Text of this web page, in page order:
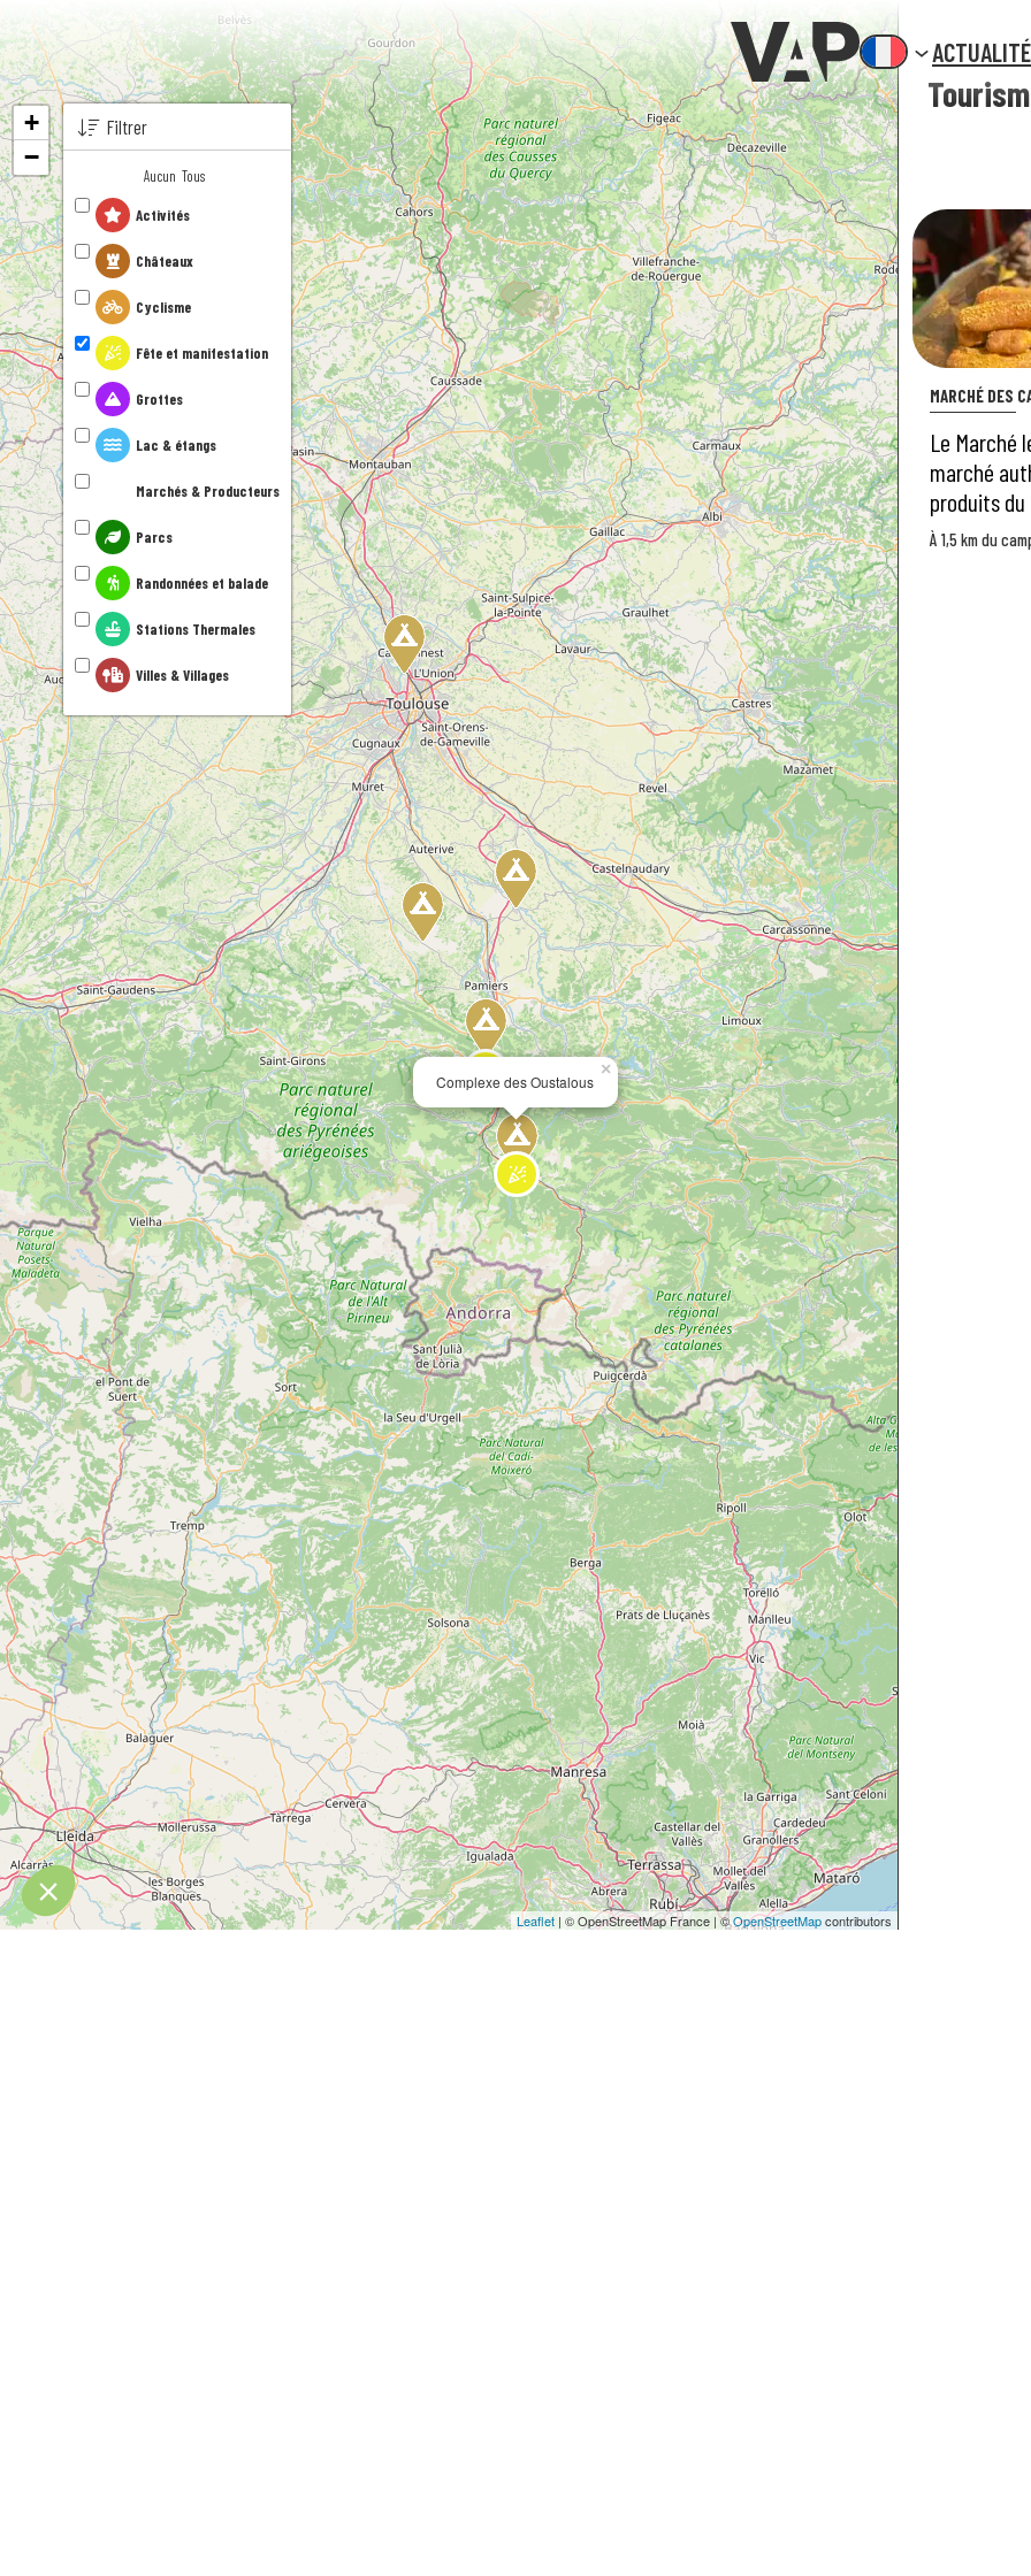
Aller
au
contenu
Complexe des Oustalous
×
+
−
Leaflet| © OpenStreetMap France | ©OpenStreetMapcontributors
Filtrer
Aucun Tous
Activités
Châteaux
Cyclisme
Fête et manifestation
Grottes
Lac & étangs
Marchés & Producteurs
Parcs
Randonnées et balade
Stations Thermales
Villes & Villages
MARCHÉ DES
Le Marché
marché
produits du
À 1,5 km du